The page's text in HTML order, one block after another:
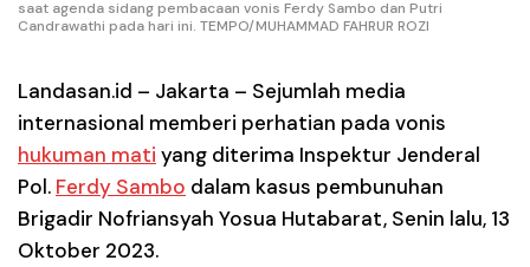
saat agenda sidang pembacaan vonis Ferdy Sambo dan Putri
Candrawathi pada hari ini. TEMPO/MUHAMMAD FAHRUR ROZI
Landasan.id – Jakarta – Sejumlah media
internasional memberi perhatian pada vonis
hukuman mati yang diterima Inspektur Jenderal
Pol. Ferdy Sambo dalam kasus pembunuhan
Brigadir Nofriansyah Yosua Hutabarat, Senin lalu, 13
Oktober 2023.